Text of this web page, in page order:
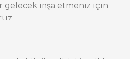
gelecek inşa etmeniz için